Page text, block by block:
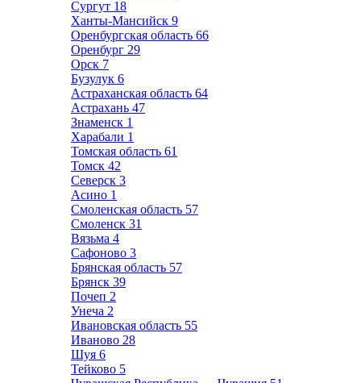
Сургут 18
Ханты-Мансийск 9
Оренбургская область 66
Оренбург 29
Орск 7
Бузулук 6
Астраханская область 64
Астрахань 47
Знаменск 1
Харабали 1
Томская область 61
Томск 42
Северск 3
Асино 1
Смоленская область 57
Смоленск 31
Вязьма 4
Сафоново 3
Брянская область 57
Брянск 39
Почеп 2
Унеча 2
Ивановская область 55
Иваново 28
Шуя 6
Тейково 5